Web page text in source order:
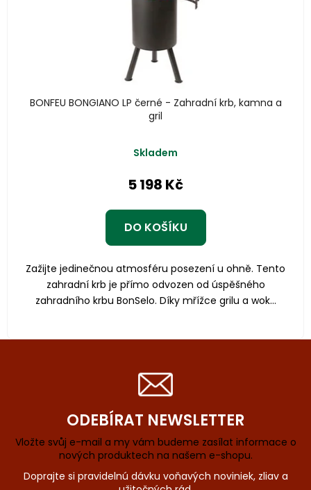
BONFEU BONGIANO LP černé - Zahradní krb, kamna a
gril
Skladem
5 198 Kč
DO KOŠÍKU
Zažijte jedinečnou atmosféru posezení u ohně. Tento
zahradní krb je přímo odvozen od úspěšného
zahradního krbu BonSelo. Díky mřížce grilu a wok...
ODEBÍRAT NEWSLETTER
Vložte svůj e-mail a my vám budeme zasílat informace o
nových produktech na našem e-shopu.